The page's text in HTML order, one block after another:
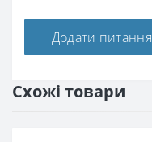
+ Додати питання
Схожі товари